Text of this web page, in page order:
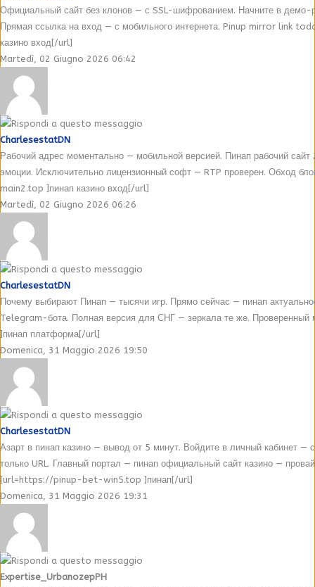
Официальный сайт без клонов — с SSL-шифрованием. Начните в
Прямая ссылка на вход — с мобильного интернета. Pinup mirror link
казино вход[/url]
Martedì, 02 Giugno 2026 06:42
CharlesestatDN
Рабочий адрес моментально — мобильной версией. Пинап рабочий
эмоции. Исключительно лицензионный софт — RTP проверен. Обход
main2.top ]пинап казино вход[/url]
Martedì, 02 Giugno 2026 06:26
CharlesestatDN
Почему выбирают Пинап — тысячи игр. Прямо сейчас — пинап
Telegram-бота. Полная версия для СНГ — зеркала те же.
]пинап платформа[/url]
Domenica, 31 Maggio 2026 19:50
CharlesestatDN
Азарт в пинап казино — вывод от 5 минут. Войдите в личный кабинет
только URL. Главный портал — пинап официальный сайт казино —
[url=https://pinup-bet-win5.top ]пинап[/url]
Domenica, 31 Maggio 2026 19:31
Expertise_UrbanozepPH